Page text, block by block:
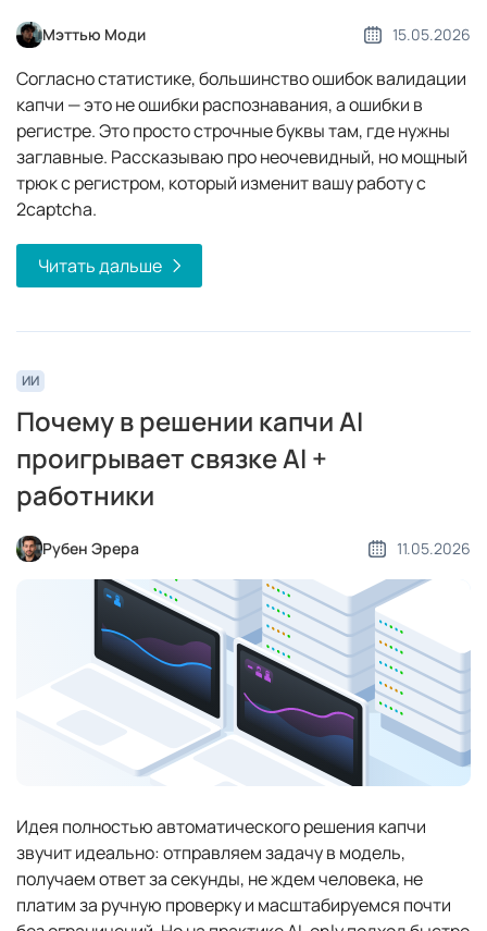
Мэттью Моди 15.05.2026
Согласно статистике, большинство ошибок валидации
капчи — это не ошибки распознавания, а ошибки в
регистре. Это просто строчные буквы там, где нужны
заглавные. Рассказываю про неочевидный, но мощный
трюк с регистром, который изменит вашу работу с
2captcha.
Читать дальше
ИИ
Почему в решении капчи AI
проигрывает связке AI +
работники
Рубен Эрера 11.05.2026
Идея полностью автоматического решения капчи
звучит идеально: отправляем задачу в модель,
получаем ответ за секунды, не ждем человека, не
платим за ручную проверку и масштабируемся почти